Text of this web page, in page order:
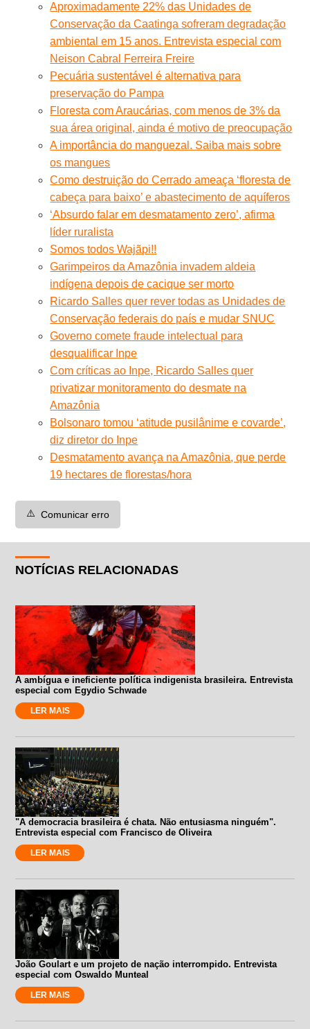
Aproximadamente 22% das Unidades de
Conservação da Caatinga sofreram degradação
ambiental em 15 anos. Entrevista especial com
Neison Cabral Ferreira Freire
Pecuária sustentável é alternativa para
preservação do Pampa
Floresta com Araucárias, com menos de 3% da
sua área original, ainda é motivo de preocupação
A importância do manguezal. Saiba mais sobre
os mangues
Como destruição do Cerrado ameaça ‘floresta de
cabeça para baixo’ e abastecimento de aquíferos
‘Absurdo falar em desmatamento zero’, afirma
líder ruralista
Somos todos Wajãpi!!
Garimpeiros da Amazônia invadem aldeia
indígena depois de cacique ser morto
Ricardo Salles quer rever todas as Unidades de
Conservação federais do país e mudar SNUC
Governo comete fraude intelectual para
desqualificar Inpe
Com críticas ao Inpe, Ricardo Salles quer
privatizar monitoramento do desmate na
Amazônia
Bolsonaro tomou ‘atitude pusilânime e covarde’,
diz diretor do Inpe
Desmatamento avança na Amazônia, que perde
19 hectares de florestas/hora
⚠️ Comunicar erro
NOTÍCIAS RELACIONADAS
A ambígua e ineficiente política indigenista brasileira. Entrevista
especial com Egydio Schwade
LER MAIS
"A democracia brasileira é chata. Não entusiasma ninguém".
Entrevista especial com Francisco de Oliveira
LER MAIS
João Goulart e um projeto de nação interrompido. Entrevista
especial com Oswaldo Munteal
LER MAIS